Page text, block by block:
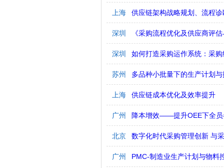
上海 供应链架构战略规划、流程
深圳 《采购流程优化及供应商评
深圳 如何打造采购运作系统：采
苏州 多品种小批量下的生产计划
上海 供应链成本优化及效率提升
广州 降本增效——提升OEE下全员
北京 数字化时代采购管理创新 与
广州 PMC-制造业生产计划与物料